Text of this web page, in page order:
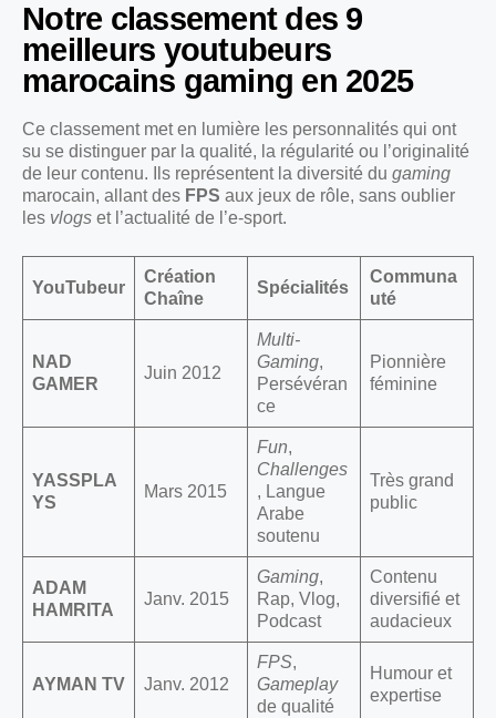
Notre classement des 9
meilleurs youtubeurs
marocains gaming en 2025
Ce classement met en lumière les personnalités qui ont
su se distinguer par la qualité, la régularité ou l’originalité
de leur contenu. Ils représentent la diversité du gaming
marocain, allant des FPS aux jeux de rôle, sans oublier
les vlogs et l’actualité de l’e-sport.
YouTubeur
Création
Chaîne
Spécialités
Communa
uté
NAD
GAMER
Juin 2012
Multi-
Gaming,
Persévéran
ce
Pionnière
féminine
YASSPLA
YS
Mars 2015
Fun,
Challenges
, Langue
Arabe
soutenu
Très grand
public
ADAM
HAMRITA
Janv. 2015
Gaming,
Rap, Vlog,
Podcast
Contenu
diversifié et
audacieux
AYMAN TV Janv. 2012
FPS,
Gameplay
de qualité
Humour et
expertise